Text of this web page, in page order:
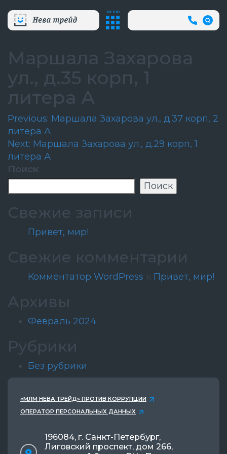
МЕНЮ
+7
(812)
Маршала Захарова
ул., д.35 корп, 1
литера А
Навигация
по
записям
Previous: Маршала Захарова ул., д.37 корп, 2
литера А
Next: Маршала Захарова ул., д.29 корп, 1
литера А
Поиск
Поиск
Свежие записи
Привет, мир!
Свежие комментарии
Комментатор WordPress к Привет, мир!
Архивы
Февраль 2024
Рубрики
Без рубрики
«МЛМ НЕВА ТРЕЙД» ПРОТИВ КОРРУПЦИИ
ОПЕРАТОР ПЕРСОНАЛЬНЫХ ДАННЫХ
196084, г. Санкт-Петербург,
Лиговский проспект, дом 266,